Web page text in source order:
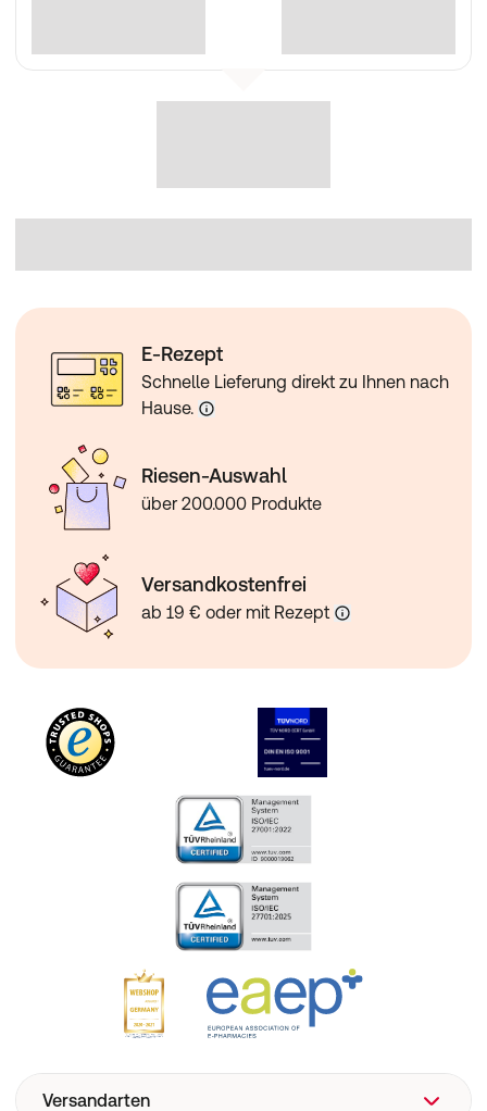
E-Rezept
Schnelle Lieferung direkt zu Ihnen nach
Hause.
Riesen-Auswahl
über 200.000 Produkte
Versandkostenfrei
ab 19 € oder mit Rezept
Versandarten